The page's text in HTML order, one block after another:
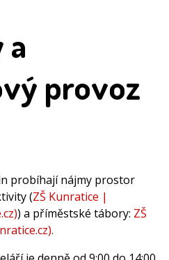
a
provoz
probíhají nájmy prostor
(ZŠ Kunratice |
) a příměstské tábory: ZŠ